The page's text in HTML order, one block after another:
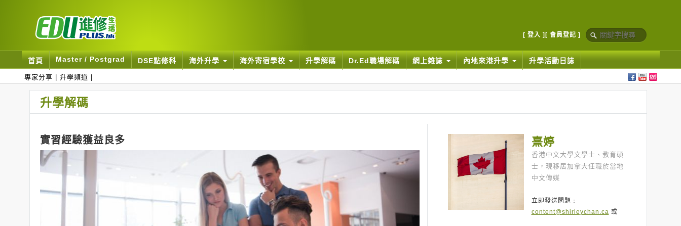
[ 登入 ] [ 會員登記 ]
首頁 Master / Postgrad DSE點修科 海外升學 海外寄宿學校 升學解碼 Dr.Ed職場解碼 網上雜誌 內地來港升學 升學活動日誌
專家分享 升學頻道
升學解碼
實習經驗獲益良多 熹婷
香港中文大學文學士、教育碩
士，現移居加拿大任職於當地
中文傳媒
立即發送問題﹕
content@shirleychan.ca 或